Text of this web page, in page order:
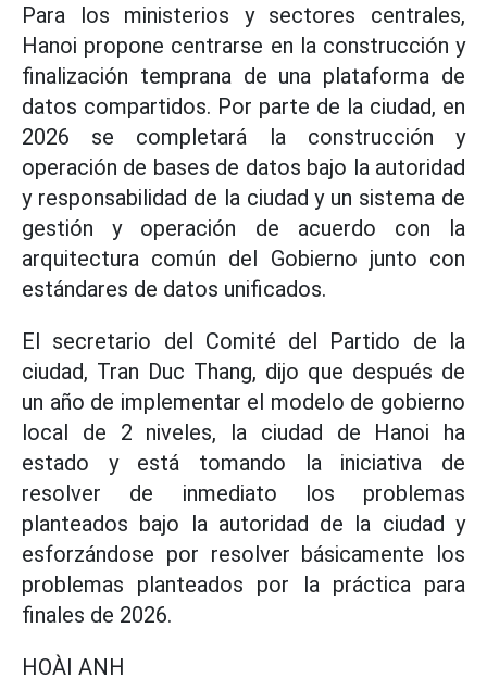
Para los ministerios y sectores centrales,
Hanoi propone centrarse en la construcción y
finalización temprana de una plataforma de
datos compartidos. Por parte de la ciudad, en
2026 se completará la construcción y
operación de bases de datos bajo la autoridad
y responsabilidad de la ciudad y un sistema de
gestión y operación de acuerdo con la
arquitectura común del Gobierno junto con
estándares de datos unificados.
El secretario del Comité del Partido de la
ciudad, Tran Duc Thang, dijo que después de
un año de implementar el modelo de gobierno
local de 2 niveles, la ciudad de Hanoi ha
estado y está tomando la iniciativa de
resolver de inmediato los problemas
planteados bajo la autoridad de la ciudad y
esforzándose por resolver básicamente los
problemas planteados por la práctica para
finales de 2026.
HOÀI ANH